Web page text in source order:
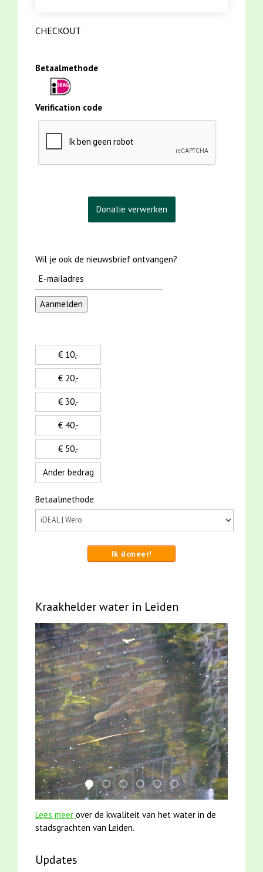
CHECKOUT
Betaalmethode
Verification code
Wil je ook de nieuwsbrief ontvangen?
€ 10,-
€ 20,-
€ 30,-
€ 40,-
€ 50,-
Ander bedrag
Betaalmethode
Ik doneer!
Kraakhelder water in Leiden
karper met kattenklimtouw
jun2021 28 brasem en rietvoorns 4a
mei2021 1 snoekje elly
smoelenboek fifi en karper
mei2021jun2021 zaklv 5
Lees meer over de kwaliteit van het water in de
stadsgrachten van Leiden.
Updates